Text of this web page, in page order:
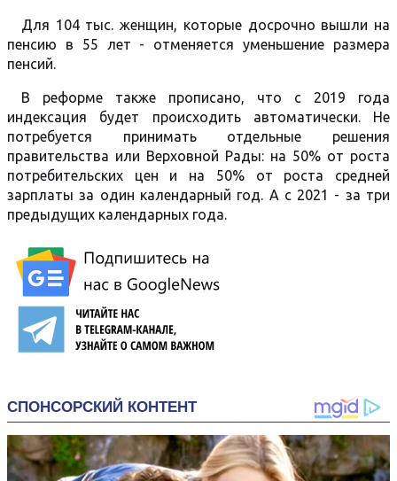
Для 104 тыс. женщин, которые досрочно вышли на
пенсию в 55 лет - отменяется уменьшение размера
пенсий.
В реформе также прописано, что с 2019 года
индексация будет происходить автоматически. Не
потребуется принимать отдельные решения
правительства или Верховной Рады: на 50% от роста
потребительских цен и на 50% от роста средней
зарплаты за один календарный год. А с 2021 - за три
предыдущих календарных года.